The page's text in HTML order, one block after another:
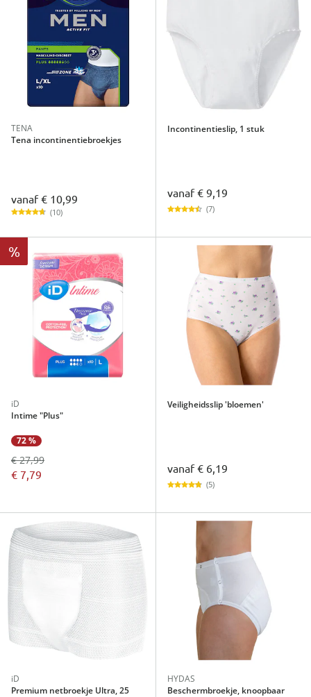
TENA
Tena incontinentiebroekjes
vanaf€ 10,99
(10)
Incontinentieslip, 1 stuk
vanaf€ 9,19
(7)
%
iD
Intime "Plus"
72 %
€ 27,99
€ 7,79
Veiligheidsslip 'bloemen'
vanaf€ 6,19
(5)
iD
Premium netbroekje Ultra, 25
HYDAS
Beschermbroekje, knoopbaar